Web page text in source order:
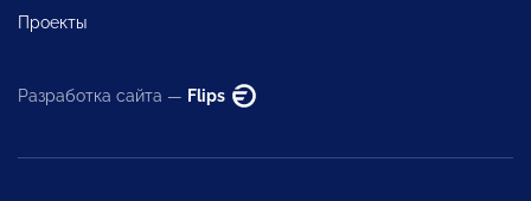
Проекты
Разработка сайта — Flips